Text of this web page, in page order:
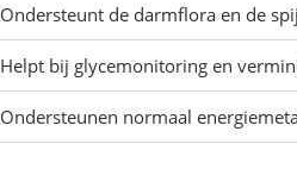
Ondersteunt de darmflora en de
Helpt bij glycemonitoring en
Ondersteunen normaal